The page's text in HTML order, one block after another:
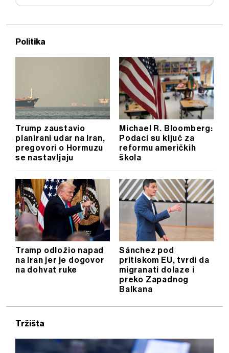
Politika
Trump zaustavio
planirani udar na Iran,
pregovori o Hormuzu
se nastavljaju
Michael R. Bloomberg:
Podaci su ključ za
reformu američkih
škola
Tramp odložio napad
na Iran jer je dogovor
na dohvat ruke
Sánchez pod
pritiskom EU, tvrdi da
migranati dolaze i
preko Zapadnog
Balkana
Tržišta